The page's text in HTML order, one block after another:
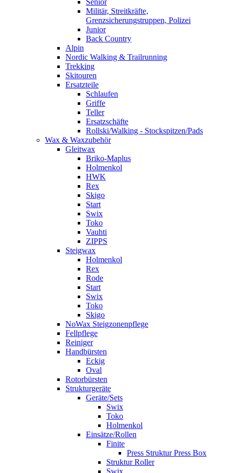
Senior
Militär, Streitkräfte,
Grenzsicherungstruppen, Polizei
Junior
Back Country
Alpin
Nordic Walking & Trailrunning
Trekking
Skitouren
Ersatzteile
Schlaufen
Griffe
Teller
Ersatzschäfte
Rollski/Walking - Stockspitzen/Pads
Wax & Waxzubehör
Gleitwax
Briko-Maplus
Holmenkol
HWK
Rex
Skigo
Start
Swix
Toko
Vauhti
ZIPPS
Steigwax
Holmenkol
Rex
Rode
Start
Swix
Toko
Skigo
NoWax Steigzonenpflege
Fellpflege
Reiniger
Handbürsten
Eckig
Oval
Rotorbürsten
Strukturgeräte
Geräte/Sets
Swix
Toko
Holmenkol
Einsätze/Rollen
Finite
Press Struktur Press Box
Struktur Roller
Swix